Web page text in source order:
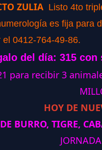
ZULIA Listo 4to
es fija para
0412-764-49-86.
del día: 315 con
para recibir 3
HOY DE
BURRO, TIGRE,